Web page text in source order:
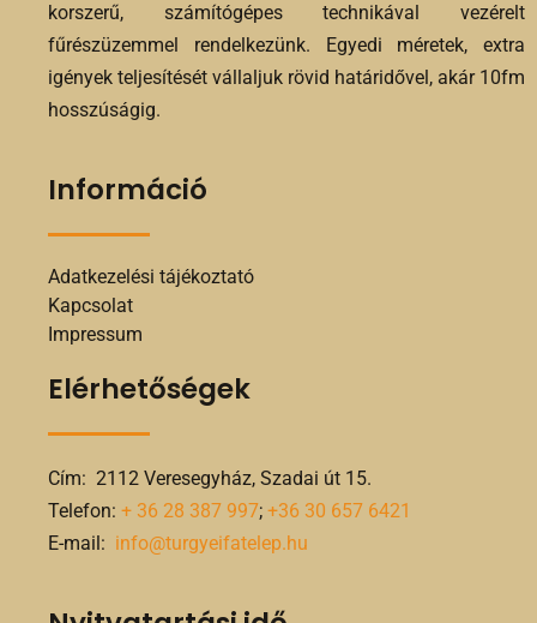
korszerű, számítógépes technikával vezérelt
fűrészüzemmel rendelkezünk. Egyedi méretek, extra
igények teljesítését vállaljuk rövid határidővel, akár 10fm
hosszúságig.
Információ
Adatkezelési tájékoztató
Kapcsolat
Impressum
Elérhetőségek
Cím: 2112 Veresegyház, Szadai út 15.
Telefon: + 36 28 387 997; +36 30 657 6421
E-mail: info@turgyeifatelep.hu